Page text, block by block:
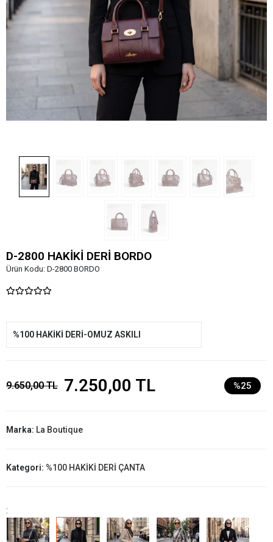
D-2800 HAKİKİ DERİ BORDO
Ürün Kodu: D-2800 BORDO
%100 HAKİKİ DERİ-OMUZ ASKILI
9.650,00 TL 7.250,00 TL %25
Marka: La Boutique
Kategori: %100 HAKİKİ DERİ ÇANTA
: